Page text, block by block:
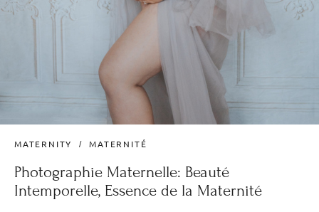
MATERNITY MATERNITÉ
Photographie Maternelle: Beauté
Intemporelle, Essence de la Maternité